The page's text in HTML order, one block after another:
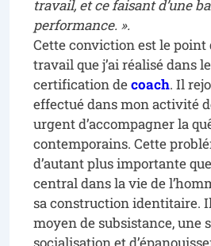
travail, et ce faisant d’une
performance. ».
Cette conviction est le point
travail que j’ai réalisé dans
certification decoach. Il
effectué dans mon activité
urgent d’accompagner la
contemporains. Cette
d’autant plus importante
central dans la vie de
sa construction identitaire.
moyen de subsistance, une